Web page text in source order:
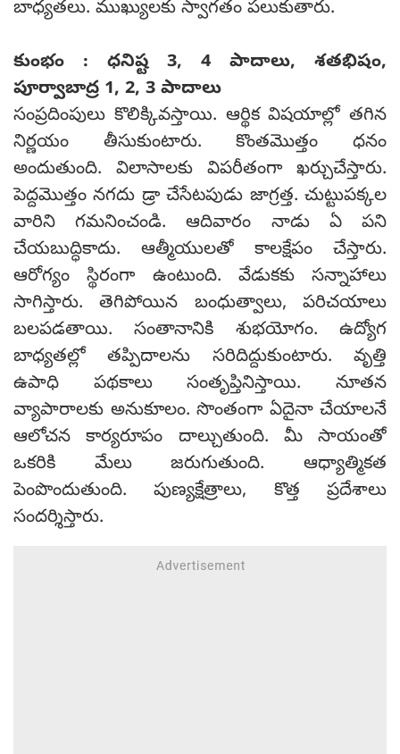
బాధ్యతలు. ముఖ్యులకు స్వాగతం పలుకుతారు.
కుంభం : ధనిష్ట 3, 4 పాదాలు, శతభిషం,
పూర్వాబాద్ర 1, 2, 3 పాదాలు
సంప్రదింపులు కొలిక్కివస్తాయి. ఆర్థిక విషయాల్లో తగిన
నిర్ణయం తీసుకుంటారు. కొంతమొత్తం ధనం
అందుతుంది. విలాసాలకు విపరీతంగా ఖర్చుచేస్తారు.
పెద్దమొత్తం నగదు డ్రా చేసేటపుడు జాగ్రత్త. చుట్టుపక్కల
వారిని గమనించండి. ఆదివారం నాడు ఏ పని
చేయబుద్ధికాదు. ఆత్మీయులతో కాలక్షేపం చేస్తారు.
ఆరోగ్యం స్థిరంగా ఉంటుంది. వేడుకకు సన్నాహాలు
సాగిస్తారు. తెగిపోయిన బంధుత్వాలు, పరిచయాలు
బలపడతాయి. సంతానానికి శుభయోగం. ఉద్యోగ
బాధ్యతల్లో తప్పిదాలను సరిదిద్దుకుంటారు. వృత్తి
ఉపాధి పథకాలు సంతృప్తినిస్తాయి. నూతన
వ్యాపారాలకు అనుకూలం. సొంతంగా ఏదైనా చేయాలనే
ఆలోచన కార్యరూపం దాల్చుతుంది. మీ సాయంతో
ఒకరికి మేలు జరుగుతుంది. ఆధ్యాత్మికత
పెంపొందుతుంది. పుణ్యక్షేత్రాలు, కొత్త ప్రదేశాలు
సందర్శిస్తారు.